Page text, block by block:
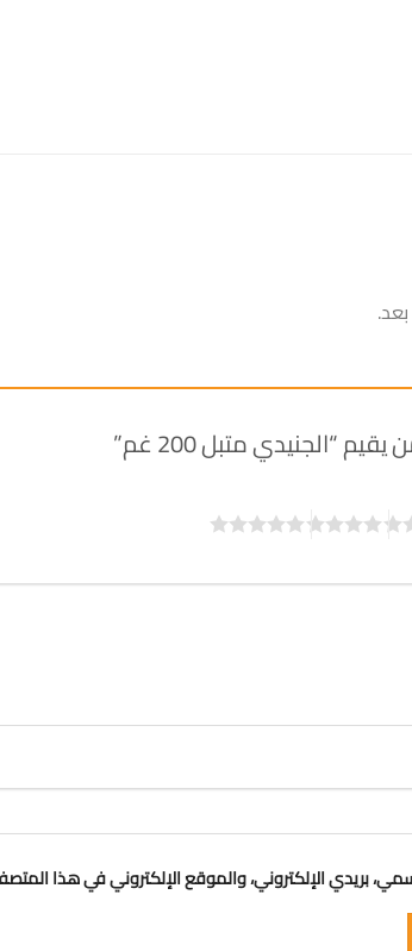
“الجنيدي متبل 200 غم”
بريدي الإلكتروني، والموقع الإلكتروني في هذا